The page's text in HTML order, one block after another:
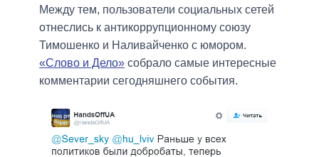
Между тем, пользователи социальных сетей
отнеслись к антикоррупционному союзу
Тимошенко и Наливайченко с юмором.
«Слово и Дело» собрало самые интересные
комментарии сегодняшнего события.